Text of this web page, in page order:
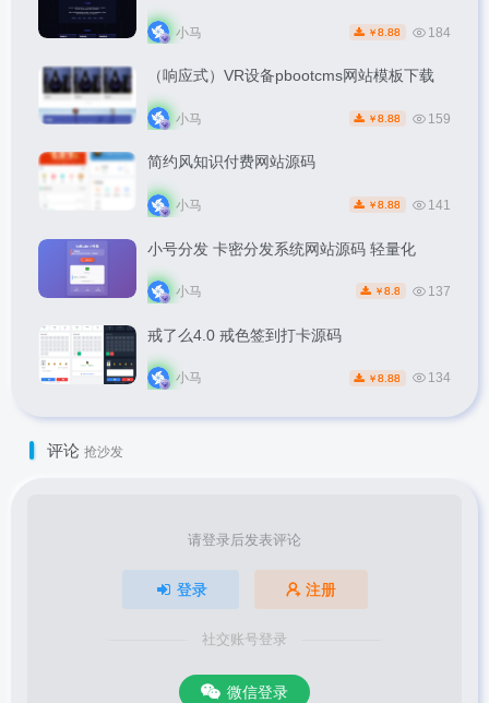
小马 ￥ 8.88 184
（响应式）VR设备pbootcms网站模板下载
小马 ￥ 8.88 159
简约风知识付费网站源码
小马 ￥ 8.88 141
小号分发 卡密分发系统网站源码 轻量化
小马 ￥ 8.8 137
戒了么4.0 戒色签到打卡源码
小马 ￥ 8.88 134
评论 抢沙发
请登录后发表评论
登录 注册
社交账号登录
微信登录